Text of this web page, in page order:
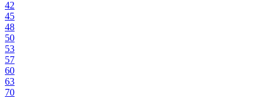
42
45
48
50
53
57
60
63
70